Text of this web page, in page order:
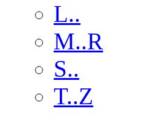
L..
M..R
S..
T..Z